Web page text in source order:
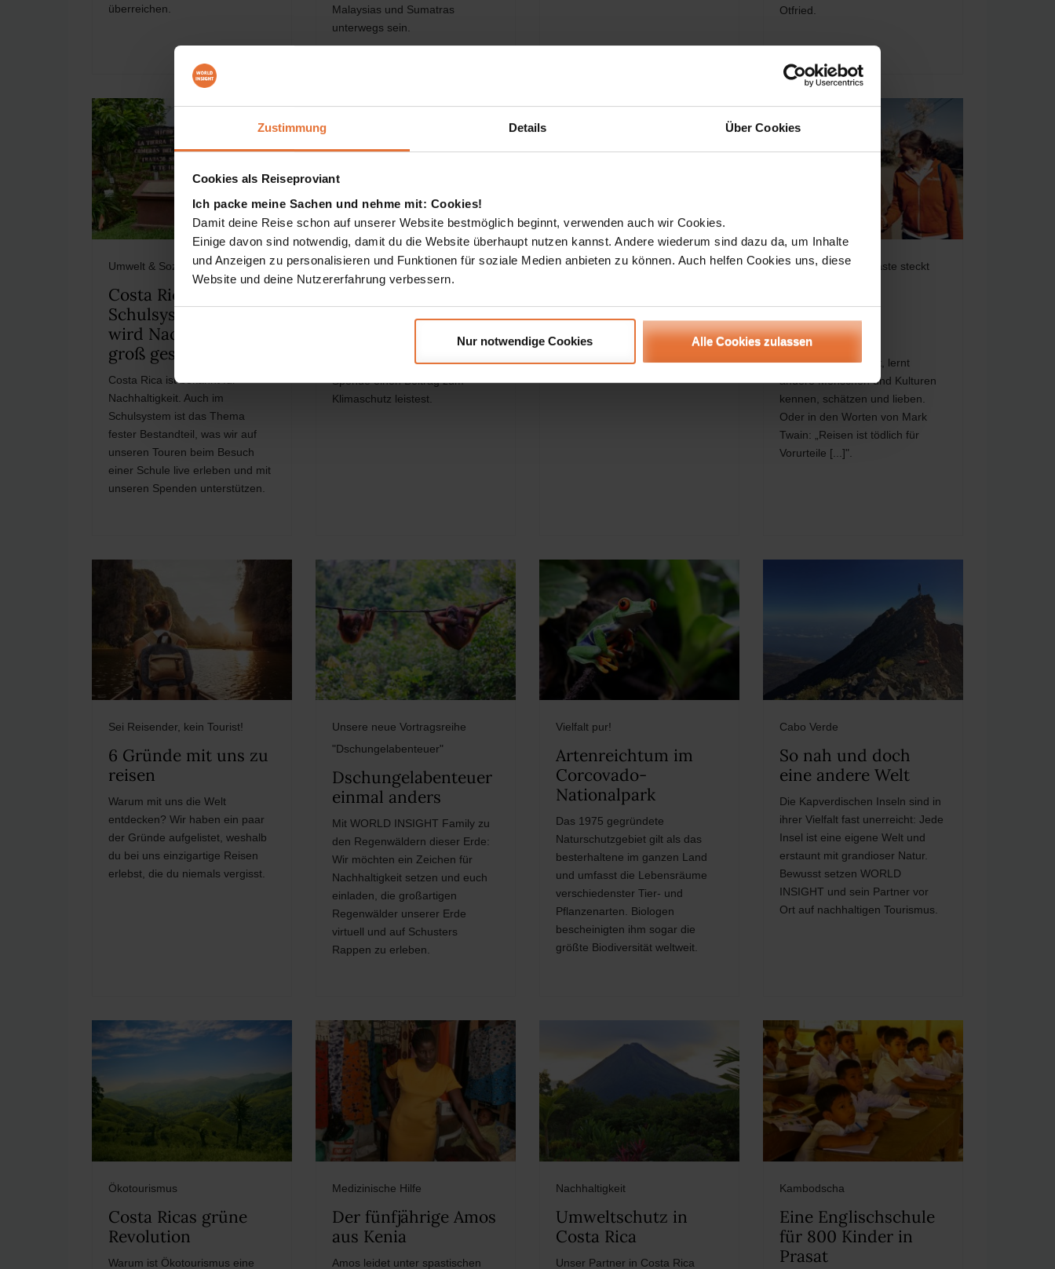
Zustimmung Details Über Cookies
Cookies als Reiseproviant
Ich packe meine Sachen und nehme mit: Cookies!
Damit deine Reise schon auf unserer Website bestmöglich beginnt, verwenden auch wir Cookies.
Einige davon sind notwendig, damit du die Website überhaupt nutzen kannst. Andere wiederum sind dazu da, um Inhalte
und Anzeigen zu personalisieren und Funktionen für soziale Medien anbieten zu können. Auch helfen Cookies uns, diese
Website und deine Nutzererfahrung verbessern.
Nur notwendige Cookies Alle Cookies zulassen
überreichen.
Malaysias und Sumatras
unterwegs sein.
Otfried.
Umwelt & Soziales
Costa Ricas
Schulsystem: Hier
wird Nachhaltigkeit
groß geschrieben!
Costa Rica ist bekannt für
Nachhaltigkeit. Auch im
Schulsystem ist das Thema
fester Bestandteil, was wir auf
unseren Touren beim Besuch
einer Schule live erleben und mit
unseren Spenden unterstützen.
Reisen ist ein Privileg, ebenso
wie unser Planet.
Bewusst Reisen – Für
Wie du mit deiner Atmosfair-
Spende einen Beitrag zum
Klimaschutz leistest.
Die Welt neu entdecken
Echtes Erleben!
Ein Beitrag über die neue Art des
In jedem unserer Gäste steckt
Reisen gegen
Vorurteile
Wer auf Reisen geht, lernt
andere Menschen und Kulturen
kennen, schätzen und lieben.
Oder in den Worten von Mark
Twain: „Reisen ist tödlich für
Vorurteile [...]".
Sei Reisender, kein Tourist!
6 Gründe mit uns zu
reisen
Warum mit uns die Welt
entdecken? Wir haben ein paar
der Gründe aufgelistet, weshalb
du bei uns einzigartige Reisen
erlebst, die du niemals vergisst.
Unsere neue Vortragsreihe
"Dschungelabenteuer"
Dschungelabenteuer
einmal anders
Mit WORLD INSIGHT Family zu
den Regenwäldern dieser Erde:
Wir möchten ein Zeichen für
Nachhaltigkeit setzen und euch
einladen, die großartigen
Regenwälder unserer Erde
virtuell und auf Schusters
Rappen zu erleben.
Vielfalt pur!
Artenreichtum im
Corcovado-
Nationalpark
Das 1975 gegründete
Naturschutzgebiet gilt als das
besterhaltene im ganzen Land
und umfasst die Lebensräume
verschiedenster Tier- und
Pflanzenarten. Biologen
bescheinigten ihm sogar die
größte Biodiversität weltweit.
Cabo Verde
So nah und doch
eine andere Welt
Die Kapverdischen Inseln sind in
ihrer Vielfalt fast unerreicht: Jede
Insel ist eine eigene Welt und
erstaunt mit grandioser Natur.
Bewusst setzen WORLD
INSIGHT und sein Partner vor
Ort auf nachhaltigen Tourismus.
Ökotourismus
Costa Ricas grüne
Revolution
Warum ist Ökotourismus eine
Medizinische Hilfe
Der fünfjährige Amos
aus Kenia
Amos leidet unter spastischen
Nachhaltigkeit
Umweltschutz in
Costa Rica
Unser Partner in Costa Rica
Kambodscha
Eine Englischschule
für 800 Kinder in
Prasat